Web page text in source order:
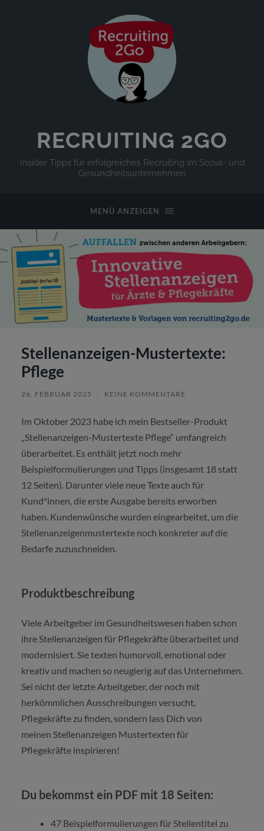
RECRUITING 2GO
Insider Tipps für erfolgreiches Recruiting im Sozial- und
Gesundheitsunternehmen
MENÜ ANZEIGEN
Stellenanzeigen-Mustertexte:
Pflege
26. FEBRUAR 2025 KEINE KOMMENTARE
Im Oktober 2023 habe ich mein Bestseller-Produkt
„Stellenanzeigen-Mustertexte Pflege“ umfangreich
überarbeitet. Es enthält jetzt noch mehr
Beispielformulierungen und Tipps (insgesamt 18 statt
12 Seiten). Darunter viele neue Texte auch für
Kund*innen, die erste Ausgabe bereits erworben
haben. Kundenwünsche wurden eingearbeitet, um die
Stellenanzeigenmustertexte noch konkreter auf die
Bedarfe zuzuschneiden.
Produktbeschreibung
Viele Arbeitgeber im Gesundheitswesen haben schon
ihre Stellenanzeigen für Pflegekräfte überarbeitet und
modernisiert. Sie texten humorvoll, emotional oder
kreativ und machen so neugierig auf das Unternehmen.
Sei nicht der letzte Arbeitgeber, der noch mit
herkömmlichen Ausschreibungen versucht,
Pflegekräfte zu finden, sondern lass Dich von
meinen Stellenanzeigen Mustertexten für
Pflegekräfte inspirieren!
Du bekommst ein PDF mit 18 Seiten:
47 Beispielformulierungen für Stellentitel zu